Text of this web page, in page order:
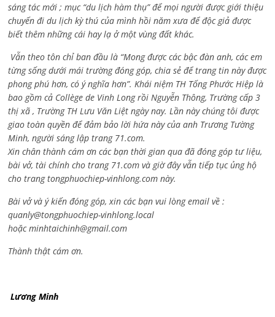
sáng tác mới ; mục “du lịch hàm thụ” để mọi người được giới thiệu
chuyến đi du lịch kỳ thú của mình hồi năm xưa để độc giả được
biết thêm những cái hay lạ ở một vùng đất khác.
Vẫn theo tôn chỉ ban đầu là “Mong được các bậc đàn anh, các em
từng sống dưới mái trường đóng góp, chia sẻ để trang tin này được
phong phú hơn, có ý nghĩa hơn”. Khái niệm TH Tống Phước Hiệp là
bao gồm cả Collège de Vinh Long rồi Nguyễn Thông, Trường cấp 3
thị xã , Trường TH Lưu Văn Liệt ngày nay. Lần này chúng tôi được
giao toàn quyền để đảm bảo lời hứa này của anh Trương Tường
Minh, người sáng lập trang 71.com.
Xin chân thành cám ơn các bạn thời gian qua đã đóng góp tư liệu,
bài vở, tài chính cho trang 71.com và giờ đây vẫn tiếp tục ủng hộ
cho trang tongphuochiep-vinhlong.com này.
Bài vở và ý kiến đóng góp, xin các bạn vui lòng email về :
quanly@tongphuochiep-vinhlong.local
hoặcminhtaichinh@gmail.com
Thành thật cám ơn.
Lương Minh